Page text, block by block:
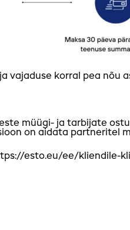
vajaduse korral pea nõu
müügi- ja tarbijate
on aidata partneritel
esto.eu/ee/kliendile-